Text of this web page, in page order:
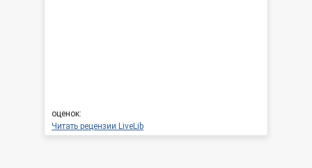
оценок:
Читать рецензии LiveLib